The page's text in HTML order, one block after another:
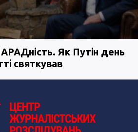
Як Путін день
святкував